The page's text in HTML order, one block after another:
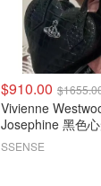
$910.00
Vivienne
Josephine 黑色
SSENSE